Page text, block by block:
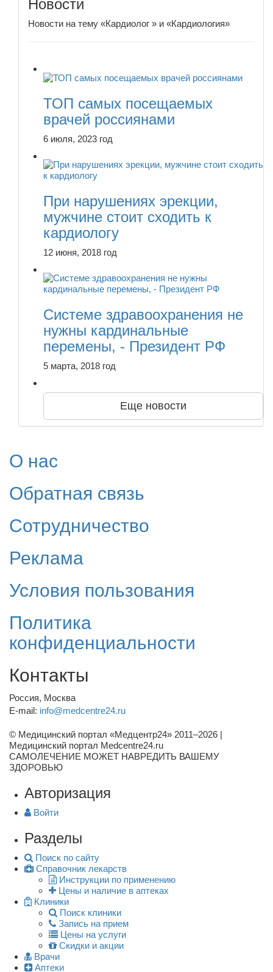
Новости
Новости на тему «Кардиолог » и «Кардиология»
ТОП самых посещаемых
врачей россиянами
6 июля, 2023 год
При нарушениях эрекции,
мужчине стоит сходить к
кардиологу
12 июня, 2018 год
Системе здравоохранения не
нужны кардинальные
перемены, - Президент РФ
5 марта, 2018 год
Еще новости
О нас
Обратная связь
Сотрудничество
Реклама
Условия пользования
Политика
конфиденциальности
Контакты
Россия, Москва
E-mail: info@medcentre24.ru
© Медицинский портал «Медцентр24» 2011–2026 |
Медицинский портал Medcentre24.ru
САМОЛЕЧЕНИЕ МОЖЕТ НАВРЕДИТЬ ВАШЕМУ
ЗДОРОВЬЮ
Авторизация
Войти
Разделы
Поиск по сайту
Справочник лекарств
Инструкции по применению
Цены и наличие в аптеках
Клиники
Поиск клиники
Запись на прием
Цены на услуги
Скидки и акции
Врачи
Аптеки